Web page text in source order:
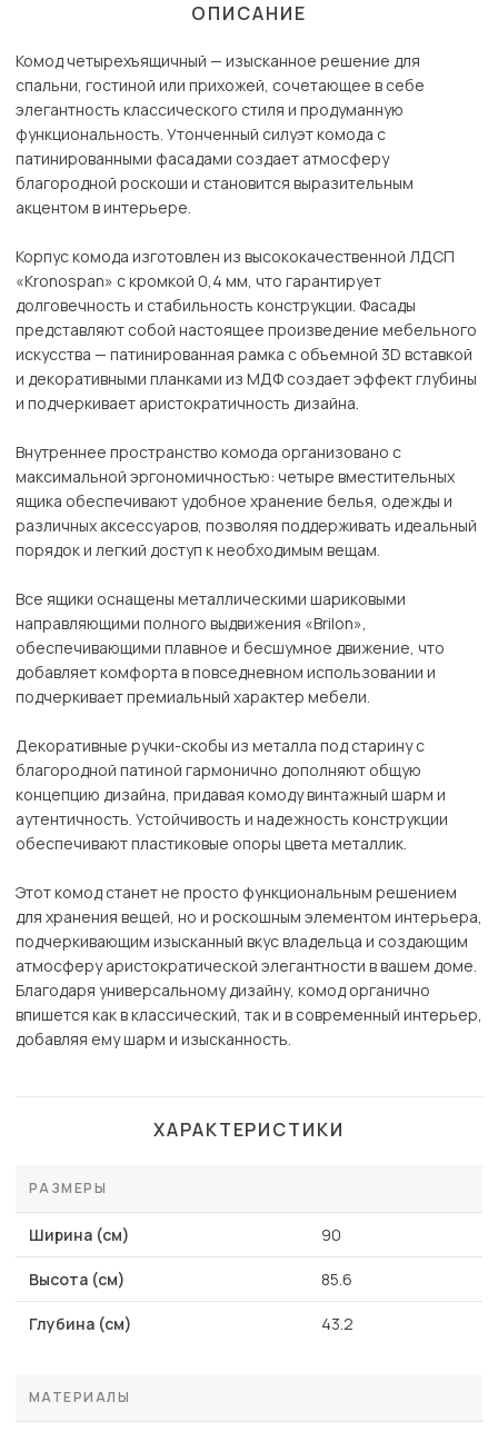
ОПИСАНИЕ
Комод четырехъящичный — изысканное решение для
спальни, гостиной или прихожей, сочетающее в себе
элегантность классического стиля и продуманную
функциональность. Утонченный силуэт комода с
патинированными фасадами создает атмосферу
благородной роскоши и становится выразительным
акцентом в интерьере.
Корпус комода изготовлен из высококачественной ЛДСП
«Kronospan» с кромкой 0,4 мм, что гарантирует
долговечность и стабильность конструкции. Фасады
представляют собой настоящее произведение мебельного
искусства — патинированная рамка с объемной 3D вставкой
и декоративными планками из МДФ создает эффект глубины
и подчеркивает аристократичность дизайна.
Внутреннее пространство комода организовано с
максимальной эргономичностью: четыре вместительных
ящика обеспечивают удобное хранение белья, одежды и
различных аксессуаров, позволяя поддерживать идеальный
порядок и легкий доступ к необходимым вещам.
Все ящики оснащены металлическими шариковыми
направляющими полного выдвижения «Brilon»,
обеспечивающими плавное и бесшумное движение, что
добавляет комфорта в повседневном использовании и
подчеркивает премиальный характер мебели.
Декоративные ручки-скобы из металла под старину с
благородной патиной гармонично дополняют общую
концепцию дизайна, придавая комоду винтажный шарм и
аутентичность. Устойчивость и надежность конструкции
обеспечивают пластиковые опоры цвета металлик.
Этот комод станет не просто функциональным решением
для хранения вещей, но и роскошным элементом интерьера,
подчеркивающим изысканный вкус владельца и создающим
атмосферу аристократической элегантности в вашем доме.
Благодаря универсальному дизайну, комод органично
впишется как в классический, так и в современный интерьер,
добавляя ему шарм и изысканность.
ХАРАКТЕРИСТИКИ
РАЗМЕРЫ
Ширина (см) 90
Высота (см) 85.6
Глубина (см) 43.2
МАТЕРИАЛЫ